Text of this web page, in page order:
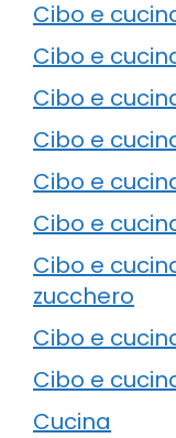
Cibo e
Cibo e
Cibo e
Cibo e
Cibo e
Cibo e
Cibo e
zucchero
Cibo e
Cibo e
Cucina